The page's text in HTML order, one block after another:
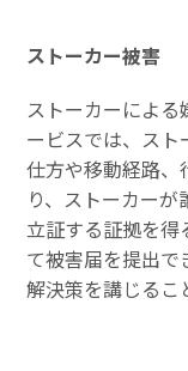
ストーカー被害
ストーカーによ
ービスでは、ス
仕方や移動経路、
り、ストーカー
立証する証拠を得
て被害届を提出
解決策を講じるこ